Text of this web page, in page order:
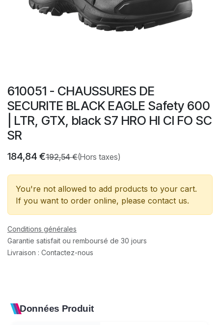
610051 - CHAUSSURES DE
SECURITE BLACK EAGLE Safety 600
| LTR, GTX, black S7 HRO HI CI FO SC
SR
184,84 €192,54€(Hors taxes)
You're not allowed to add products to your cart.
If you want to order online, please contact us.
Conditions générales
Garantie satisfait ou remboursé de 30 jours
Livraison : Contactez-nous
Données Produit